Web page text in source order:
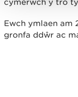
cymerwch y tro
Ewch ymlaen am
gronfa ddŵr ac